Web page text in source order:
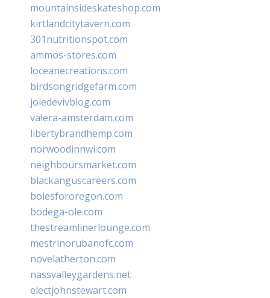
mountainsideskateshop.com
kirtlandcitytavern.com
301nutritionspot.com
ammos-stores.com
loceanecreations.com
birdsongridgefarm.com
joiedevivblog.com
valera-amsterdam.com
libertybrandhemp.com
norwoodinnwi.com
neighboursmarket.com
blackanguscareers.com
bolesfororegon.com
bodega-ole.com
thestreamlinerlounge.com
mestrinorubanofc.com
novelatherton.com
nassvalleygardens.net
electjohnstewart.com